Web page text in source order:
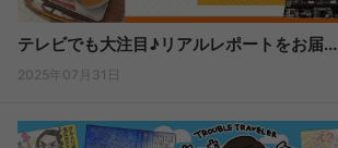
テレビでも大注目♪リアルレポートをお届...
2025年07月31日